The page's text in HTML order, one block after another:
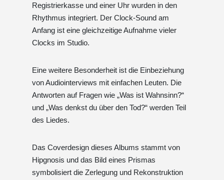
Registrierkasse und einer Uhr wurden in den
Rhythmus integriert. Der Clock-Sound am
Anfang ist eine gleichzeitige Aufnahme vieler
Clocks im Studio.
Eine weitere Besonderheit ist die Einbeziehung
von Audiointerviews mit einfachen Leuten. Die
Antworten auf Fragen wie „Was ist Wahnsinn?“
und „Was denkst du über den Tod?“ werden Teil
des Liedes.
Das Coverdesign dieses Albums stammt von
Hipgnosis und das Bild eines Prismas
symbolisiert die Zerlegung und Rekonstruktion